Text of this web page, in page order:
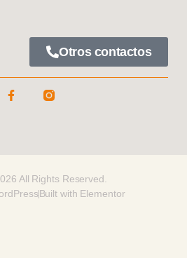
Otros contactos
All Rights Reserved.
Built with Elementor